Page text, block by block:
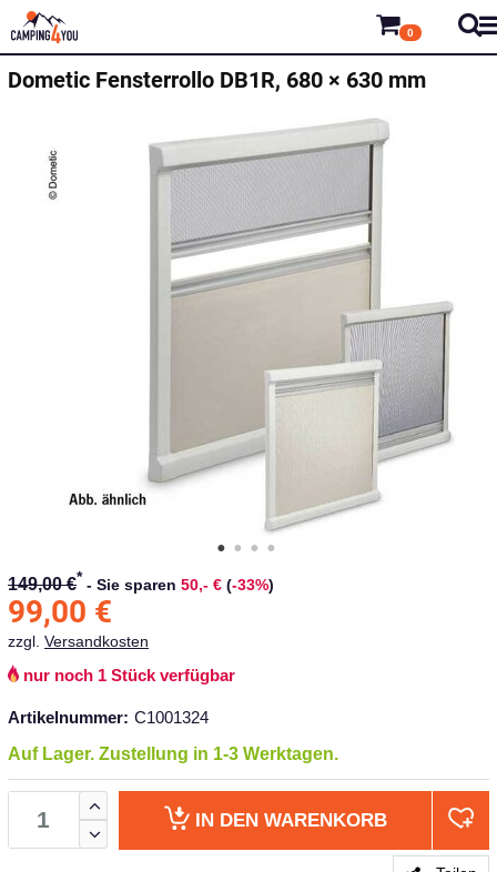
0
Dometic Fensterrollo DB1R, 680 × 630 mm
149,00 €* - Sie sparen 50,- € (-33%)
99,00 €
zzgl. Versandkosten
nur noch 1 Stück verfügbar
Artikelnummer: C1001324
Auf Lager. Zustellung in 1-3 Werktagen.
IN DEN WARENKORB